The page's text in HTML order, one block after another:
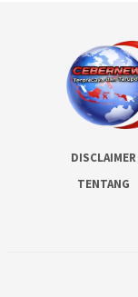
DISCLAIMER
TENTANG